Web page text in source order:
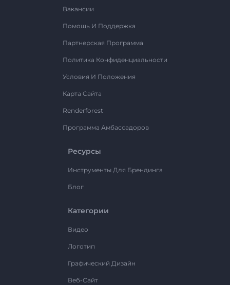
Вакансии
Помощь И Поддержка
Партнерская Программа
Политика Конфиденциальности
Условия И Положения
Карта Сайта
Renderforest
Программа Амбассадоров
Ресурсы
Инструменты Для Брендинга
Блог
Категории
Видео
Логотип
Графический Дизайн
Веб-Сайт